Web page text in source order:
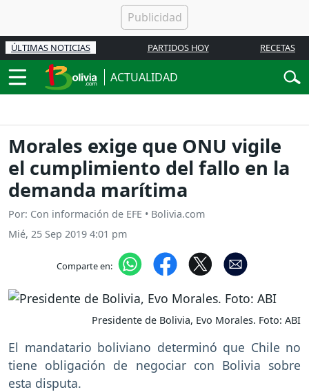
ÚLTIMAS NOTICIAS PARTIDOS HOY RECETAS
ACTUALIDAD
Morales exige que ONU vigile
el cumplimiento del fallo en la
demanda marítima
Por: Con información de EFE • Bolivia.com
Mié, 25 Sep 2019 4:01 pm
Comparte en:
Presidente de Bolivia, Evo Morales. Foto: ABI
El mandatario boliviano determinó que Chile no
tiene obligación de negociar con Bolivia sobre
esta disputa.